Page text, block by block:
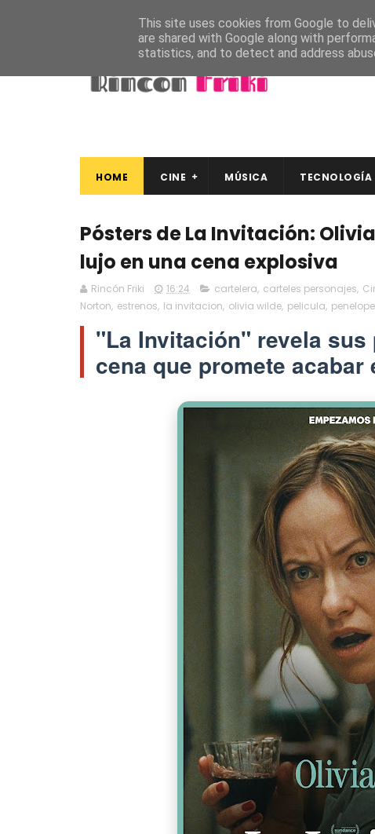
HOME CINE MÚSICA TECNOLOGÍA
Pósters de La Invitación:
lujo en una cena explosiva
Rincón Friki 16:24 cartelera, carteles personajes,
Norton, estrenos, la invitacion, olivia wilde, pelicula,
"La Invitación" revela
cena que promete acabar
This site uses cookies from Google to
are shared with Google along with
statistics, and to detect and address